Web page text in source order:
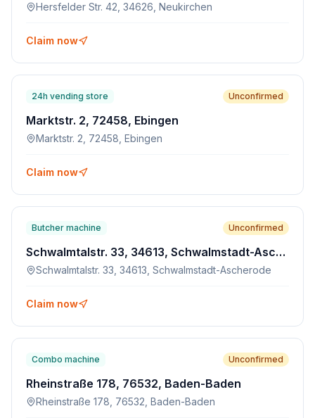
Hersfelder Str. 42, 34626, Neukirchen
Claim now
24h vending store Unconfirmed
Marktstr. 2, 72458, Ebingen
Marktstr. 2, 72458, Ebingen
Claim now
Butcher machine Unconfirmed
Schwalmtalstr. 33, 34613, Schwalmstadt-Ascherode
Schwalmtalstr. 33, 34613, Schwalmstadt-Ascherode
Claim now
Combo machine Unconfirmed
Rheinstraße 178, 76532, Baden-Baden
Rheinstraße 178, 76532, Baden-Baden